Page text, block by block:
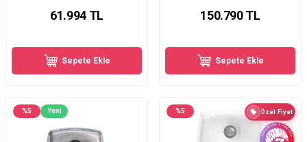
61.994TL
Sepete Ekle
150.790TL
Sepete Ekle
%5 Yeni %5 Özel Fiyat